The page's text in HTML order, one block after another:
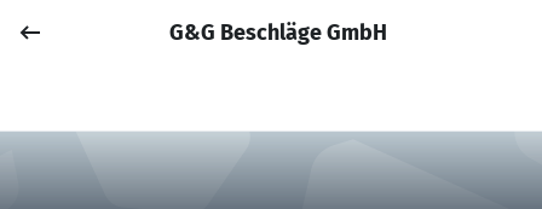
Anmelden
G&G Beschläge GmbH